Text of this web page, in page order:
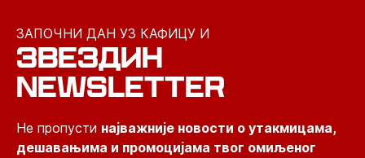
ЗАПОЧНИ ДАН УЗ КАФИЦУ И
ЗВЕЗДИН
NEWSLETTER
Не пропусти најважније новости о утакмицама,
дешавањима и промоцијама твог омиљеног